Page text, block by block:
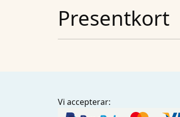
Presentkort
Vi accepterar: